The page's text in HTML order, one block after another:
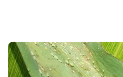
Ravageurs du maïs :
espèces de pucerons les